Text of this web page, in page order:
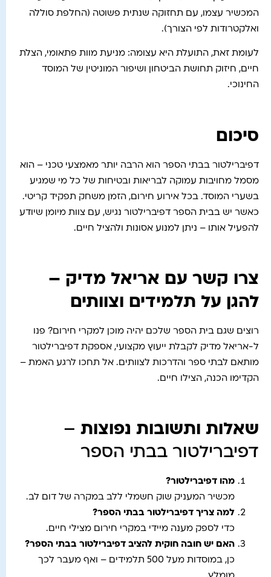
המכשיר עצמו, עם תחזוקה שנתית פשוטה (החלפת סוללה
ואלקטרודות לפי הצורך).
לעומת זאת, התועלת היא עצומה: מניעת מוות פתאומי, הצלת
חיים, חיזוק תחושת הביטחון ושיפור המוניטין של המוסד
החינוכי.
סיכום
דפיברילטור בבתי הספר הוא הרבה יותר מאמצעי טכני – הוא
מסמל מחויבות עמוקה לבריאות ובטיחות של כל מי שמגיע
בשערי המוסד. בכל אירוע חירום, הזמן משחק תפקיד קריטי.
כאשר יש בבית הספר דפיברילטור נגיש, עם צוות מיומן שיודע
להפעיל אותו – ניתן למנוע אסונות ולהציל חיים.
צרו קשר עם אריאל מדיק –
להגן על תלמידים וצוותים
רוצים שגם בית הספר שלכם יהיה מוכן למקרי חירום? פנו
ל-אריאל מדיק לקבלת ייעוץ מקצועי, אספקת דפיברילטור
מותאם לבתי ספר והדרכות לצוותים. אל תחכו לרגע האמת –
הקדימו הכנה, הצילו חיים.
שאלות ותשובות נפוצות –
דפיברילטור בבתי הספר
מהו דפיברילטור?
מכשיר המעניק שוק חשמלי ללב במקרה של דום לב.
למה צריך דפיברילטור בבתי הספר?
כדי לספק מענה מיידי במקרי חירום מצילי חיים.
האם יש חובה חוקית להציב דפיברילטור בבתי הספר?
כן, במוסדות מעל 500 תלמידים – ואף מעבר לכך